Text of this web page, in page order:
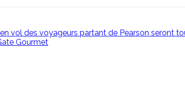
vol des voyageurs partant de Pearson seront
Gourmet